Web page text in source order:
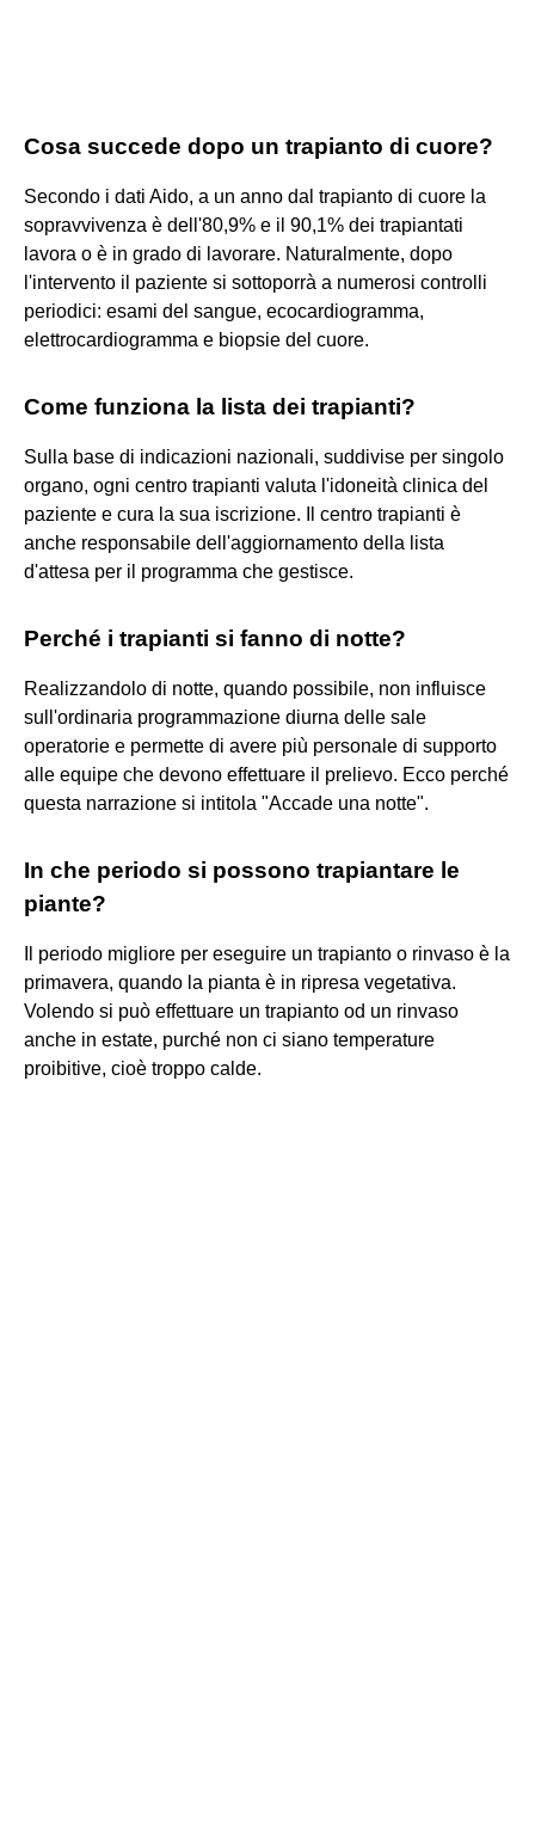
Cosa succede dopo un trapianto di cuore?
Secondo i dati Aido, a un anno dal trapianto di cuore la
sopravvivenza è dell'80,9% e il 90,1% dei trapiantati
lavora o è in grado di lavorare. Naturalmente, dopo
l'intervento il paziente si sottoporrà a numerosi controlli
periodici: esami del sangue, ecocardiogramma,
elettrocardiogramma e biopsie del cuore.
Come funziona la lista dei trapianti?
Sulla base di indicazioni nazionali, suddivise per singolo
organo, ogni centro trapianti valuta l'idoneità clinica del
paziente e cura la sua iscrizione. Il centro trapianti è
anche responsabile dell'aggiornamento della lista
d'attesa per il programma che gestisce.
Perché i trapianti si fanno di notte?
Realizzandolo di notte, quando possibile, non influisce
sull'ordinaria programmazione diurna delle sale
operatorie e permette di avere più personale di supporto
alle equipe che devono effettuare il prelievo. Ecco perché
questa narrazione si intitola "Accade una notte".
In che periodo si possono trapiantare le
piante?
Il periodo migliore per eseguire un trapianto o rinvaso è la
primavera, quando la pianta è in ripresa vegetativa.
Volendo si può effettuare un trapianto od un rinvaso
anche in estate, purché non ci siano temperature
proibitive, cioè troppo calde.